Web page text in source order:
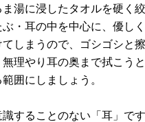
ま湯に浸したタオルを硬く
・耳の中を中心に、優し
てしまうので、ゴシゴシと
無理やり耳の奥まで拭こう
囲にしましょう。
することのない「耳」で